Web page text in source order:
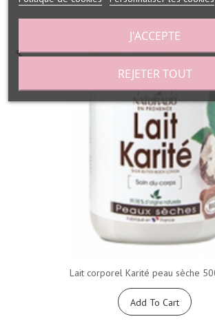
Lait corporel Karité peau sèche
Add To Cart
REJETER TOUT
J'ACCEPTE